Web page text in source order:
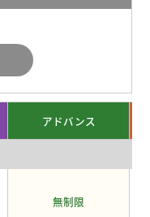
アドバンス
無制限